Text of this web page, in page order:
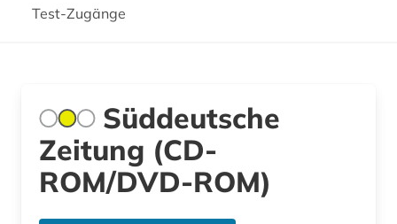
Test-Zugänge
Süddeutsche
Zeitung (CD-
ROM/DVD-ROM)